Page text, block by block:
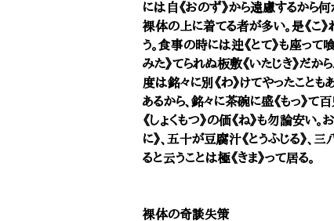
には自《おのず》から遠慮するから何
裸体の上に着てる者が多い。是《こ》
う。食事の時には迚《とて》も座って
みた》てられぬ板敷《いたじき》だから
度は銘々に別《わ》けてやったことも
あるから、銘々に茶碗に盛《もっ》て百
《しょくもつ》の価《ね》も勿論安い
に》、五十が豆腐汁《とうふじる》、
ると云うことは極《きま》って居る。
裸体の奇談失策